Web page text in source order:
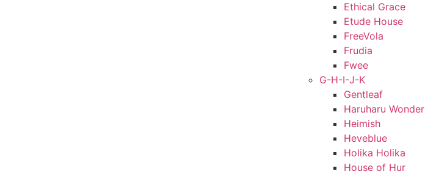
Ethical Grace
Etude House
FreeVola
Frudia
Fwee
G-H-I-J-K
Gentleaf
Haruharu Wonder
Heimish
Heveblue
Holika Holika
House of Hur